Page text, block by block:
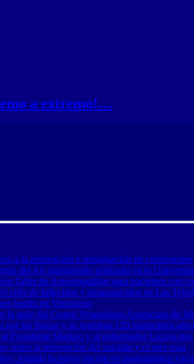
a extremo!…
a la renovación o reasignación de concesiones
del Ají margariteño realizado en la
Taller de Automaquillaje para pacientes con
cifra de fallecidos y desaparecidos en Las
hecho en Venezuela
sede del Centro Venezolano Americano de
las lluvias y se registran 120 municipios
Presidente Maduro y al gobernador Lacava
sobre la prevención del suicidio y el mes rosa
Alquila la mejor opción en apartamentos